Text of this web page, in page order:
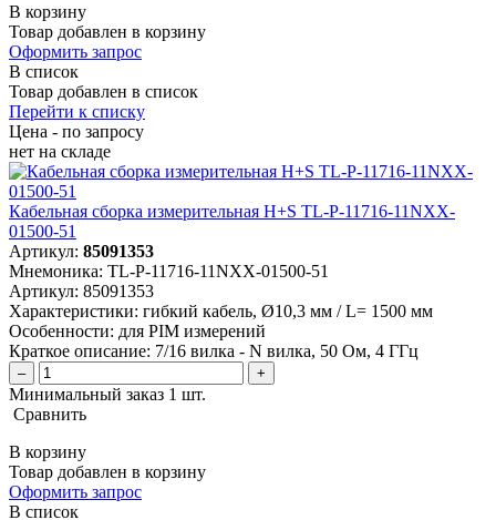
В корзину
Товар добавлен в корзину
Оформить запрос
В список
Товар добавлен в список
Перейти к списку
Цена - по запросу
нет на складе
Кабельная сборка измерительная H+S TL-P-11716-11NXX-
01500-51
Артикул: 85091353
Мнемоника: TL-P-11716-11NXX-01500-51
Артикул: 85091353
Характеристики: гибкий кабель, Ø10,3 мм / L= 1500 мм
Особенности: для PIM измерений
Краткое описание: 7/16 вилка - N вилка, 50 Ом, 4 ГГц
– +
Минимальный заказ 1 шт.
Сравнить
В корзину
Товар добавлен в корзину
Оформить запрос
В список